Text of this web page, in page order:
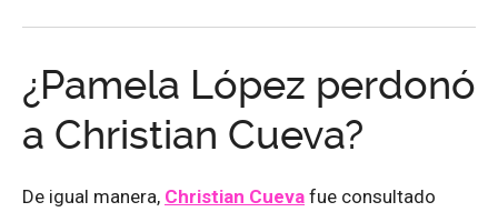
¿Pamela López perdonó
a Christian Cueva?
De igual manera, Christian Cueva fue consultado